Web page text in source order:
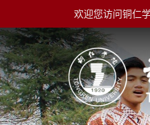
欢迎您访问铜仁